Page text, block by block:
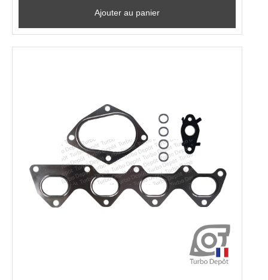
Ajouter au panier